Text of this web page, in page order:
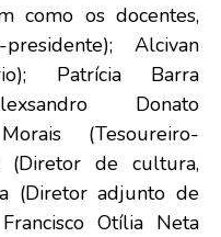
como os docentes,
Alcivan
Patrícia Barra
Donato
(Tesoureiro-
(Diretor de cultura,
(Diretor adjunto de
Otília Neta